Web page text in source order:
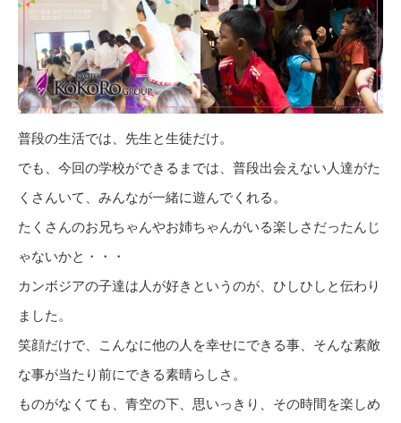
普段の生活では、先生と生徒だけ。
でも、今回の学校ができるまでは、普段出会えない人達がた
くさんいて、みんなが一緒に遊んでくれる。
たくさんのお兄ちゃんやお姉ちゃんがいる楽しさだったんじ
ゃないかと・・・
カンボジアの子達は人が好きというのが、ひしひしと伝わり
ました。
笑顔だけで、こんなに他の人を幸せにできる事、そんな素敵
な事が当たり前にできる素晴らしさ。
ものがなくても、青空の下、思いっきり、その時間を楽しめ